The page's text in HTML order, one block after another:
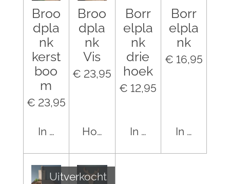
Broo
dpla
nk
kerst
boo
m
€ 23,95
In winkelwagen
Broo
dpla
nk
Vis
€ 23,95
Houd mij op de hoogte
Borr
elpla
nk
drie
hoek
€ 12,95
In winkelwagen
Borr
elpla
nk
€ 16,95
In
Uitverkocht